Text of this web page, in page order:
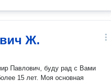
Ж.
Павлович, буду рад с Вами
15 лет. Моя основная